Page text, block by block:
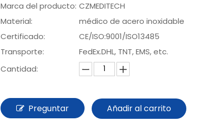
Marca del producto: CZMEDITECH
Material:
médico de acero inoxidable
Certificado:
CE/ISO:9001/ISO13485
Transporte:
FedEx.DHL, TNT, EMS, etc.
Cantidad:
Preguntar Añadir al carrito